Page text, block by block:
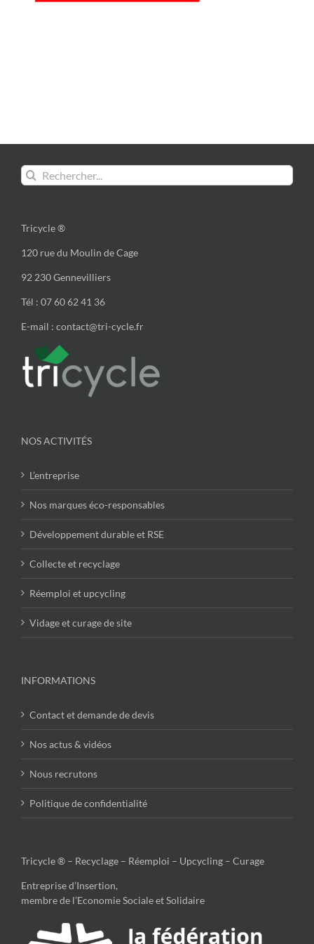
Rechercher:
Tricycle ®
120 rue du Moulin de Cage
92 230 Gennevilliers
Tél : 07 60 62 41 36
E-mail : contact@tri-cycle.fr
NOS ACTIVITÉS
L’entreprise
Nos marques éco-responsables
Développement durable et RSE
Collecte et recyclage
Réemploi et upcycling
Vidage et curage de site
INFORMATIONS
Contact et demande de devis
Nos actus & vidéos
Nous recrutons
Politique de confidentialité
Tricycle ® – Recyclage – Réemploi – Upcycling – Curage
Entreprise d’Insertion,
membre de l’Economie Sociale et Solidaire